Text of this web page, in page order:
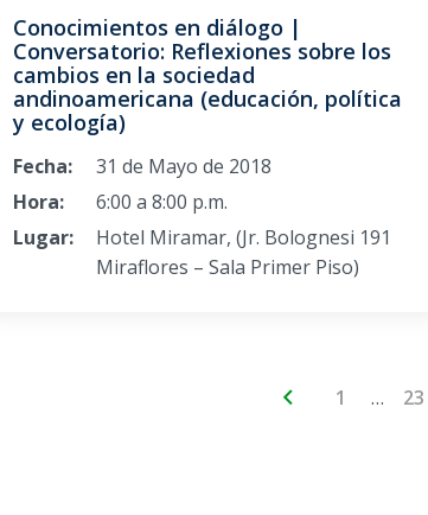
Conocimientos en diálogo |
Conversatorio: Reflexiones sobre los
cambios en la sociedad
andinoamericana (educación, política
y ecología)
Fecha:
31 de Mayo de 2018
Hora:
6:00 a 8:00 p.m.
Lugar:
Hotel Miramar, (Jr. Bolognesi 191
Miraflores – Sala Primer Piso)
1 … 23